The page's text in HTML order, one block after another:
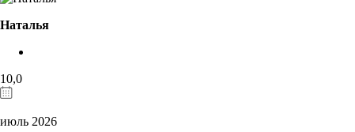
Наталья
10,0
июль 2026